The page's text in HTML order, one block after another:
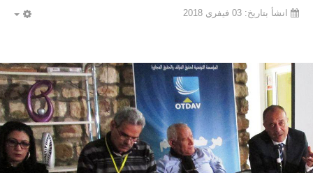
انشأ بتاريخ: 03 فيفري 2018